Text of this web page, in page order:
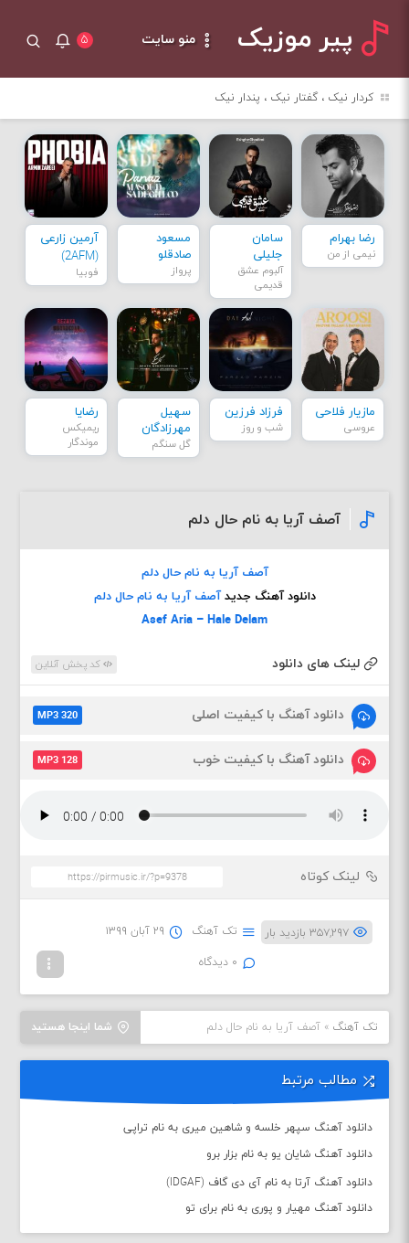
پیر موزیک منو سایت ۵
کردار نیک ، گفتار نیک ، پندار نیک
رضا بهرام
نیمی از من
سامان
جلیلی
آلبوم عشق
قدیمی
مسعود
صادقلو
پرواز
آرمین زارعی
(2AFM)
فوبیا
مازیار فلاحی
عروسی
فرزاد فرزین
شب و روز
سهیل
مهرزادگان
گل سنگم
رضایا
ریمیکس
موندگار
آصف آریا به نام حال دلم
آصف آریا به نام حال دلم
دانلود آهنگ جدید آصف آریا به نام حال دلم
Asef Aria – Hale Delam
لینک های دانلود کد پخش آنلاین
دانلود آهنگ با کیفیت اصلی MP3 320
دانلود آهنگ با کیفیت خوب MP3 128
لینک کوتاه
۳۵۷,۲۹۷ بازدید بار تک آهنگ ۲۹ آبان ۱۳۹۹
۰ دیدگاه
شما اینجا هستید تک آهنگ »آصف آریا به نام حال دلم
مطالب مرتبط
دانلود آهنگ سپهر خلسه و شاهین میری به نام تراپی
دانلود آهنگ شایان یو به نام بزار برو
دانلود آهنگ آرتا به نام آی دی گاف (IDGAF)
دانلود آهنگ مهیار و پوری به نام برای تو